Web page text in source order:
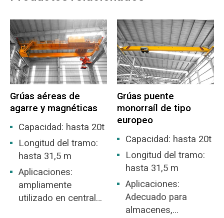
Grúas aéreas de
agarre y magnéticas
Capacidad: hasta 20t
Longitud del tramo:
hasta 31,5 m
Aplicaciones:
ampliamente
utilizado en centrales
Grúas puente
monorraíl de tipo
europeo
Capacidad: hasta 20t
Longitud del tramo:
hasta 31,5 m
Aplicaciones:
Adecuado para
almacenes,